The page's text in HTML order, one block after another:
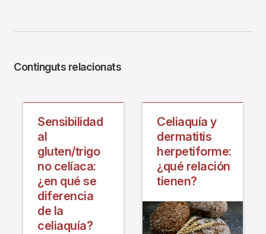
Continguts relacionats
Sensibilidad
al
gluten/trigo
no celíaca:
¿en qué se
diferencia
de la
celiaquía?
Celiaquía y
dermatitis
herpetiforme:
¿qué relación
tienen?